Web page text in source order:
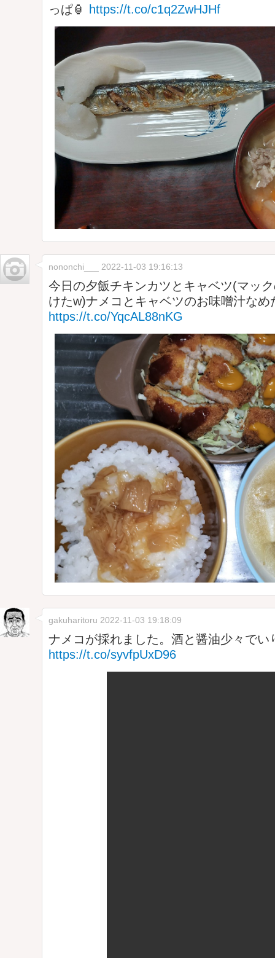
っぱ🏮
https://t.co/c1q2ZwHJHf
nononchi___ 2022-11-03 19:16:13
今日の夕飯チキンカツとキャベツ(マッ
けたw)ナメコとキャベツのお味噌汁なめ
https://t.co/YqcAL88nKG
gakuharitoru 2022-11-03 19:18:09
ナメコが採れました。酒と醤油少々でい
https://t.co/syvfpUxD96